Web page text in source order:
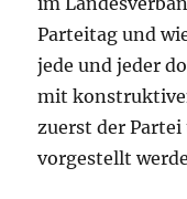
Parteitag und
jede und jeder
mit
zuerst der
vorgestellt